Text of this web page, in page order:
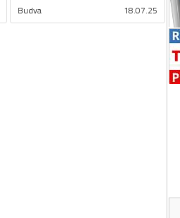
Budva 18.07.25